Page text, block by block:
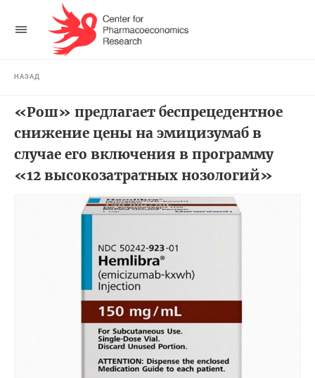
НАЗАД
«Рош» предлагает беспрецедентное
снижение цены на эмицизумаб в
случае его включения в программу
«12 высокозатратных нозологий»